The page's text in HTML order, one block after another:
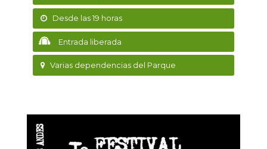
Desde las 19 horas
Entrada liberada
Varias dependencias del Parque